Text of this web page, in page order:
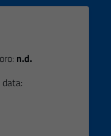
n.d.
raccolgono